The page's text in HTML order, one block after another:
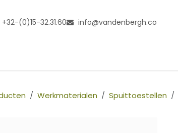
+32-(0)15-32.31.60 info@vandenbergh.co
Werkmaterialen Spuittoestellen